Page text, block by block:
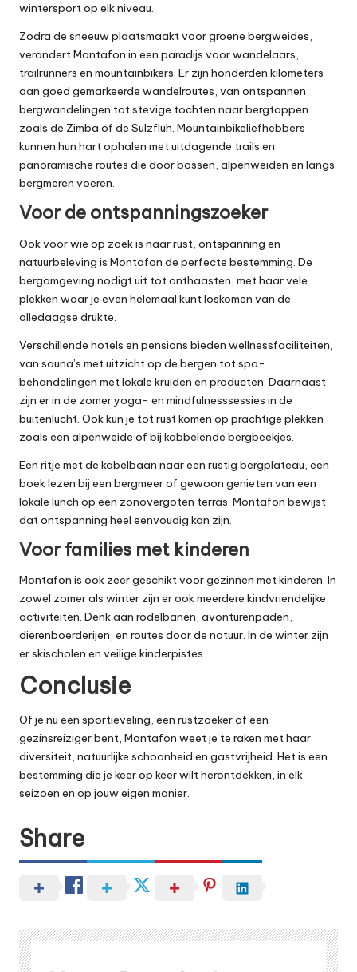
wintersport op elk niveau.
Zodra de sneeuw plaatsmaakt voor groene bergweides,
verandert Montafon in een paradijs voor wandelaars,
trailrunners en mountainbikers. Er zijn honderden kilometers
aan goed gemarkeerde wandelroutes, van ontspannen
bergwandelingen tot stevige tochten naar bergtoppen
zoals de Zimba of de Sulzfluh. Mountainbikeliefhebbers
kunnen hun hart ophalen met uitdagende trails en
panoramische routes die door bossen, alpenweiden en langs
bergmeren voeren.
Voor de ontspanningszoeker
Ook voor wie op zoek is naar rust, ontspanning en
natuurbeleving is Montafon de perfecte bestemming. De
bergomgeving nodigt uit tot onthaasten, met haar vele
plekken waar je even helemaal kunt loskomen van de
alledaagse drukte.
Verschillende hotels en pensions bieden wellnessfaciliteiten,
van sauna’s met uitzicht op de bergen tot spa-
behandelingen met lokale kruiden en producten. Daarnaast
zijn er in de zomer yoga- en mindfulnesssessies in de
buitenlucht. Ook kun je tot rust komen op prachtige plekken
zoals een alpenweide of bij kabbelende bergbeekjes.
Een ritje met de kabelbaan naar een rustig bergplateau, een
boek lezen bij een bergmeer of gewoon genieten van een
lokale lunch op een zonovergoten terras. Montafon bewijst
dat ontspanning heel eenvoudig kan zijn.
Voor families met kinderen
Montafon is ook zeer geschikt voor gezinnen met kinderen. In
zowel zomer als winter zijn er ook meerdere kindvriendelijke
activiteiten. Denk aan rodelbanen, avonturenpaden,
dierenboerderijen, en routes door de natuur. In de winter zijn
er skischolen en veilige kinderpistes.
Conclusie
Of je nu een sportieveling, een rustzoeker of een
gezinsreiziger bent, Montafon weet je te raken met haar
diversiteit, natuurlijke schoonheid en gastvrijheid. Het is een
bestemming die je keer op keer wilt herontdekken, in elk
seizoen en op jouw eigen manier.
Share